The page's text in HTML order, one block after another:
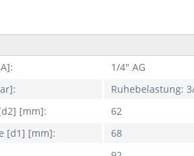
1/4" AG
Ruhebelastung:
[mm]:
62
[d1] [mm]:
68